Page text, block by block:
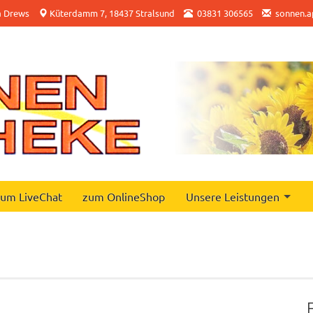
Drews Küterdamm 7, 18437 Stralsund 03831 306565
LiveChat zum OnlineShop Unsere Leistungen